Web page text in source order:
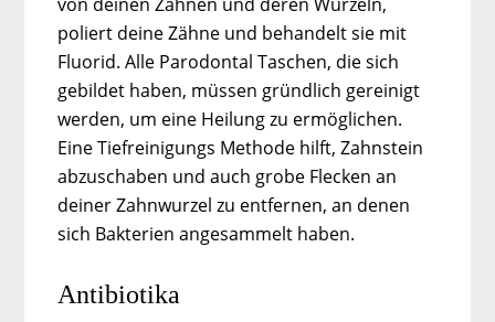
von deinen Zähnen und deren Wurzeln,
poliert deine Zähne und behandelt sie mit
Fluorid. Alle Parodontal Taschen, die sich
gebildet haben, müssen gründlich gereinigt
werden, um eine Heilung zu ermöglichen.
Eine Tiefreinigungs Methode hilft, Zahnstein
abzuschaben und auch grobe Flecken an
deiner Zahnwurzel zu entfernen, an denen
sich Bakterien angesammelt haben.
Antibiotika